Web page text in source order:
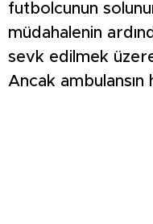
futbolcunun
müdahalenin
sevk edilmek üzere
Ancak ambulansın